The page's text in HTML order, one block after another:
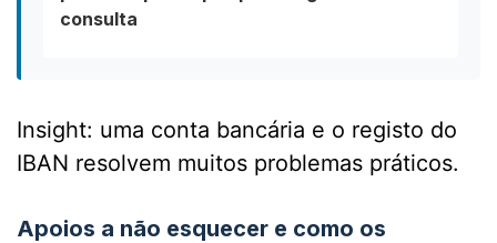
consulta
Insight: uma conta bancária e o registo do
IBAN resolvem muitos problemas práticos.
Apoios a não esquecer e como os